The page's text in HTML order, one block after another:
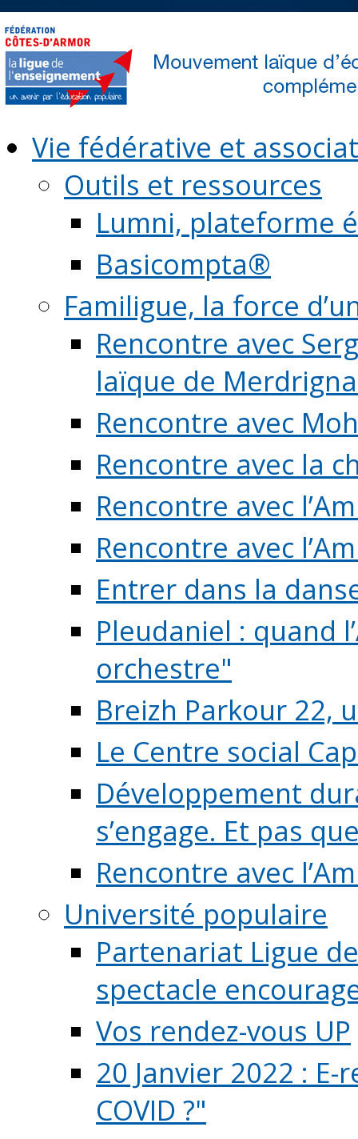
Vie fédérative et
Outils et ressources
Lumni, plateforme
Basicompta®
Familigue, la force
Rencontre avec
laïque de
Rencontre avec
Rencontre avec la
Rencontre avec
Rencontre avec
Entrer dans la
Pleudaniel : quand
orchestre"
Breizh Parkour 22,
Le Centre social
Développement
s’engage. Et pas
Rencontre avec
Université populaire
Partenariat Ligue
spectacle
Vos rendez-vous UP
20 Janvier 2022 :
COVID ?"